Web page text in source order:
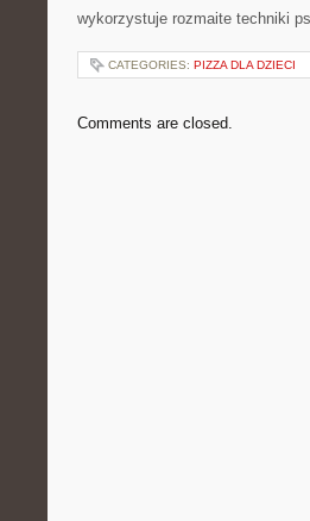
wykorzystuje rozmaite techniki
CATEGORIES: PIZZA DLA DZIECI
Comments are closed.